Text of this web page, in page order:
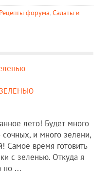
Рецепты форума, Салаты и
лето! Будет много
и много зелени,
Самое время готовить
с зеленью. Откуда я
по ...